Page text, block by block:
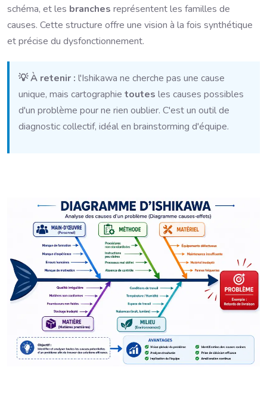
schéma, et les branches représentent les familles de
causes. Cette structure offre une vision à la fois synthétique
et précise du dysfonctionnement.
💡 À retenir : l'Ishikawa ne cherche pas une cause
unique, mais cartographie toutes les causes possibles
d'un problème pour ne rien oublier. C'est un outil de
diagnostic collectif, idéal en brainstorming d'équipe.